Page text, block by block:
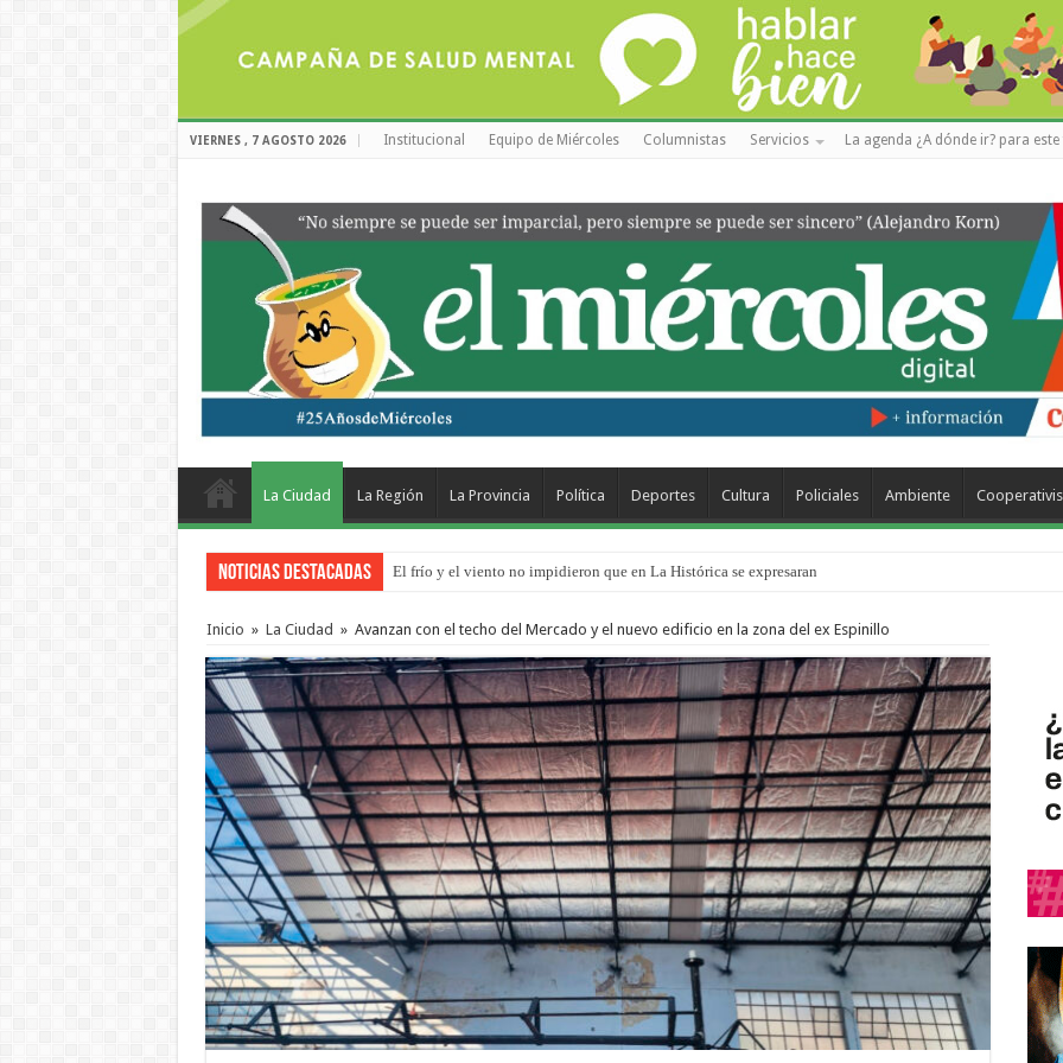
VIERNES , 7 AGOSTO 2026 Institucional Equipo de Miércoles Columnistas Servicios La agenda ¿A dónde ir? para este
La Ciudad La Región La Provincia Política Deportes Cultura Policiales Ambiente
Noticias Destacadas OSER: Frigerio aseguró que mejoraron el servicio, redujeron el déficit en un 30% y anunció un
Inicio » La Ciudad » Avanzan con el techo del Mercado y el nuevo edificio en la zona del ex Espinillo